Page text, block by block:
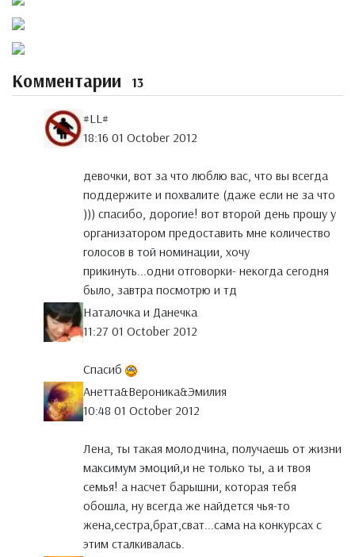
Комментарии 13
#LL#
18:16 01 October 2012
девочки, вот за что люблю вас, что вы всегда
поддержите и похвалите (даже если не за что
))) спасибо, дорогие! вот второй день прошу у
организатором предоставить мне количество
голосов в той номинации, хочу
прикинуть...одни отговорки- некогда сегодня
было, завтра посмотрю и тд
Наталочка и Данечка
11:27 01 October 2012
Спасиб
Анетта&Вероника&Эмилия
10:48 01 October 2012
Лена, ты такая молодчина, получаешь от жизни
максимум эмоций,и не только ты, а и твоя
семья! а насчет барышни, которая тебя
обошла, ну всегда же найдется чья-то
жена,сестра,брат,сват...сама на конкурсах с
этим сталкивалась.